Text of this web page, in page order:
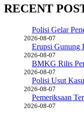
RECENT
Polisi Gelar
2026-08-07
Erupsi Gunung
2026-08-07
BMKG Rilis
2026-08-07
Polisi Usut
2026-08-07
Pemeriksaan
2026-08-07